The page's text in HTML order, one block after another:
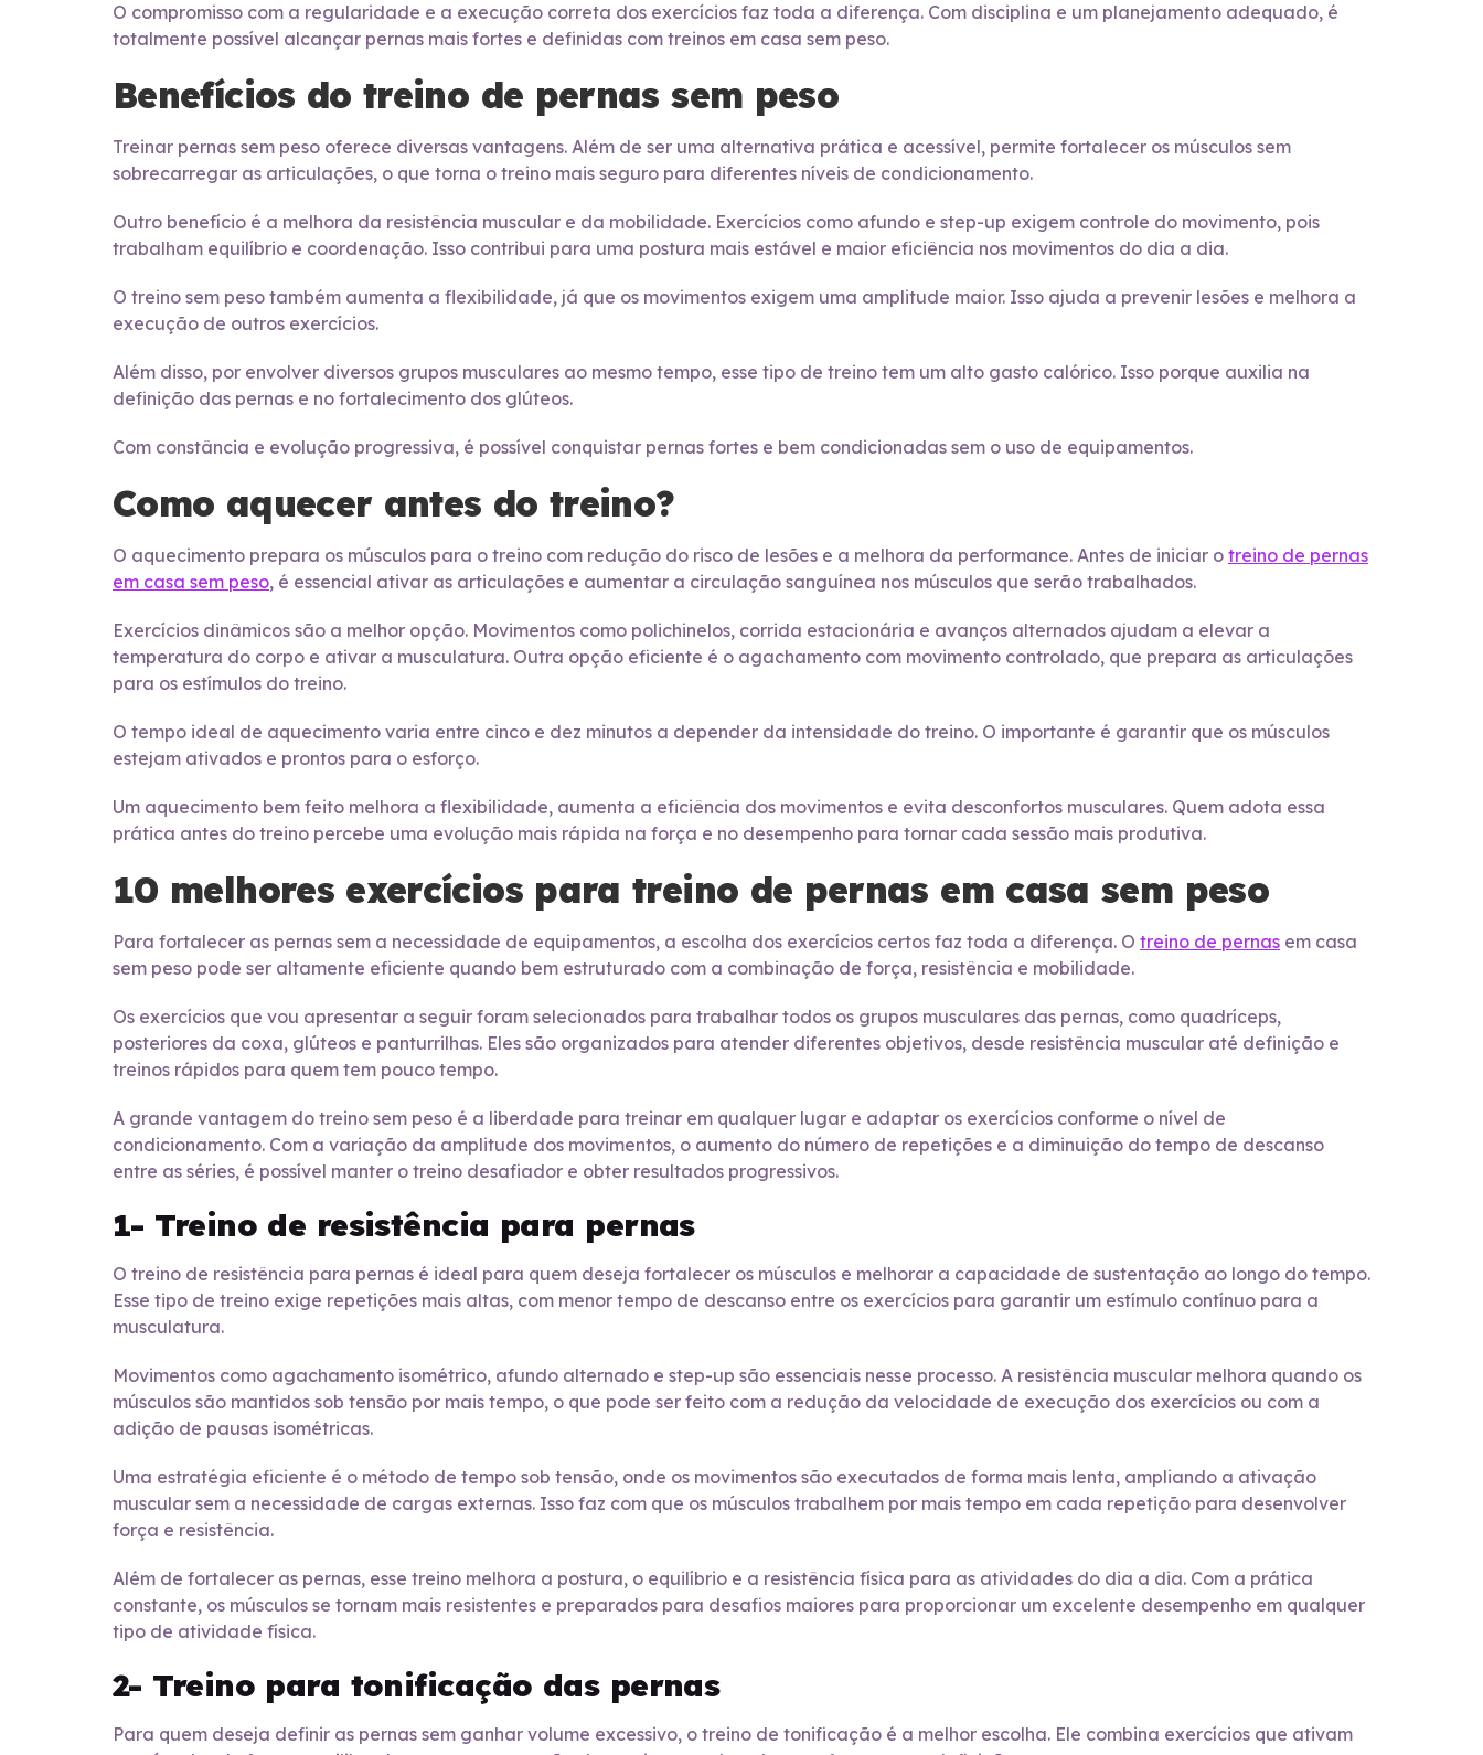
O compromisso com a regularidade e a execução correta dos exercícios faz toda a diferença. Com disciplina e um planejamento adequado, é
totalmente possível alcançar pernas mais fortes e definidas com treinos em casa sem peso.
Benefícios do treino de pernas sem peso
Treinar pernas sem peso oferece diversas vantagens. Além de ser uma alternativa prática e acessível, permite fortalecer os músculos sem
sobrecarregar as articulações, o que torna o treino mais seguro para diferentes níveis de condicionamento.
Outro benefício é a melhora da resistência muscular e da mobilidade. Exercícios como afundo e step-up exigem controle do movimento, pois
trabalham equilíbrio e coordenação. Isso contribui para uma postura mais estável e maior eficiência nos movimentos do dia a dia.
O treino sem peso também aumenta a flexibilidade, já que os movimentos exigem uma amplitude maior. Isso ajuda a prevenir lesões e melhora a
execução de outros exercícios.
Além disso, por envolver diversos grupos musculares ao mesmo tempo, esse tipo de treino tem um alto gasto calórico. Isso porque auxilia na
definição das pernas e no fortalecimento dos glúteos.
Com constância e evolução progressiva, é possível conquistar pernas fortes e bem condicionadas sem o uso de equipamentos.
Como aquecer antes do treino?
O aquecimento prepara os músculos para o treino com redução do risco de lesões e a melhora da performance. Antes de iniciar o treino de pernas
em casa sem peso, é essencial ativar as articulações e aumentar a circulação sanguínea nos músculos que serão trabalhados.
Exercícios dinâmicos são a melhor opção. Movimentos como polichinelos, corrida estacionária e avanços alternados ajudam a elevar a
temperatura do corpo e ativar a musculatura. Outra opção eficiente é o agachamento com movimento controlado, que prepara as articulações
para os estímulos do treino.
O tempo ideal de aquecimento varia entre cinco e dez minutos a depender da intensidade do treino. O importante é garantir que os músculos
estejam ativados e prontos para o esforço.
Um aquecimento bem feito melhora a flexibilidade, aumenta a eficiência dos movimentos e evita desconfortos musculares. Quem adota essa
prática antes do treino percebe uma evolução mais rápida na força e no desempenho para tornar cada sessão mais produtiva.
10 melhores exercícios para treino de pernas em casa sem peso
Para fortalecer as pernas sem a necessidade de equipamentos, a escolha dos exercícios certos faz toda a diferença. O treino de pernas em casa
sem peso pode ser altamente eficiente quando bem estruturado com a combinação de força, resistência e mobilidade.
Os exercícios que vou apresentar a seguir foram selecionados para trabalhar todos os grupos musculares das pernas, como quadríceps,
posteriores da coxa, glúteos e panturrilhas. Eles são organizados para atender diferentes objetivos, desde resistência muscular até definição e
treinos rápidos para quem tem pouco tempo.
A grande vantagem do treino sem peso é a liberdade para treinar em qualquer lugar e adaptar os exercícios conforme o nível de
condicionamento. Com a variação da amplitude dos movimentos, o aumento do número de repetições e a diminuição do tempo de descanso
entre as séries, é possível manter o treino desafiador e obter resultados progressivos.
1- Treino de resistência para pernas
O treino de resistência para pernas é ideal para quem deseja fortalecer os músculos e melhorar a capacidade de sustentação ao longo do tempo.
Esse tipo de treino exige repetições mais altas, com menor tempo de descanso entre os exercícios para garantir um estímulo contínuo para a
musculatura.
Movimentos como agachamento isométrico, afundo alternado e step-up são essenciais nesse processo. A resistência muscular melhora quando os
músculos são mantidos sob tensão por mais tempo, o que pode ser feito com a redução da velocidade de execução dos exercícios ou com a
adição de pausas isométricas.
Uma estratégia eficiente é o método de tempo sob tensão, onde os movimentos são executados de forma mais lenta, ampliando a ativação
muscular sem a necessidade de cargas externas. Isso faz com que os músculos trabalhem por mais tempo em cada repetição para desenvolver
força e resistência.
Além de fortalecer as pernas, esse treino melhora a postura, o equilíbrio e a resistência física para as atividades do dia a dia. Com a prática
constante, os músculos se tornam mais resistentes e preparados para desafios maiores para proporcionar um excelente desempenho em qualquer
tipo de atividade física.
2- Treino para tonificação das pernas
Para quem deseja definir as pernas sem ganhar volume excessivo, o treino de tonificação é a melhor escolha. Ele combina exercícios que ativam